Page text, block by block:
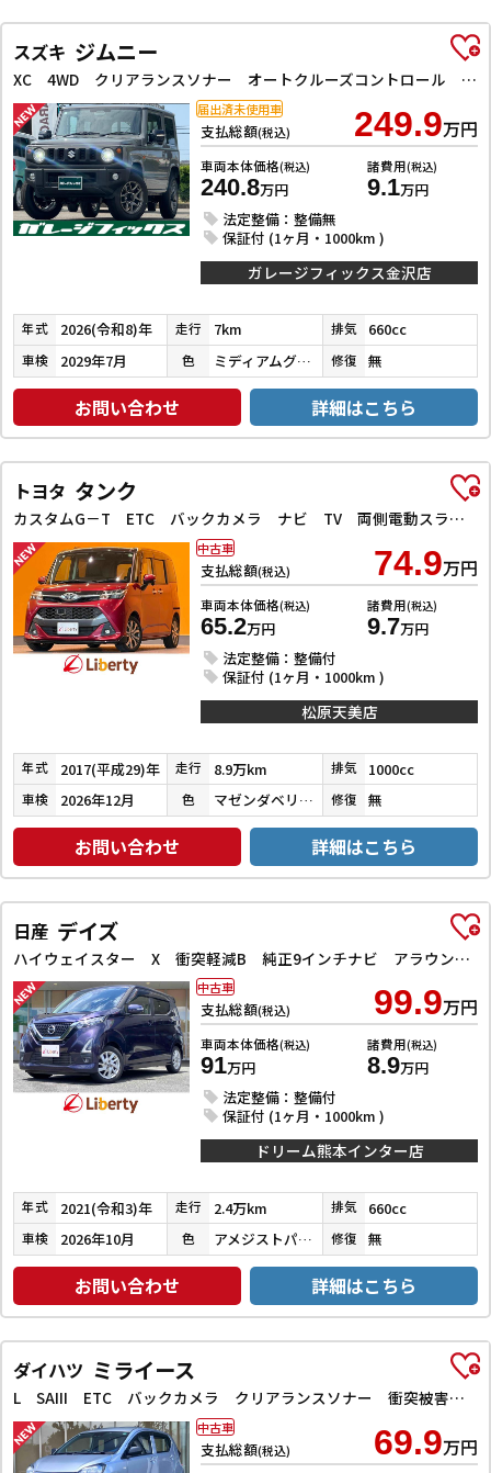
スズキ ジムニー
XC 4WD クリアランスソナー オートクルーズコントロール レーンアシスト 衝突被害軽減システム オートライト LEDヘッドランプ ヘッドライトウォッシャー スマートキー アイドリングストップ
支払総額(税込) 249.9万円
車両本体価格(税込)
240.8万円
諸費用(税込)
9.1万円
法定整備：整備無
保証付 (1ヶ月・1000km )
届出済未使用車
ガレージフィックス金沢店
年式 2026(令和8)年 走行 7km 排気 660cc
車検 2029年7月 色 ミディアムグレー 修復 無
お問い合わせ 詳細はこちら
トヨタ タンク
カスタムG－T ETC バックカメラ ナビ TV 両側電動スライドドア クリアランスソナー オートクルーズコントロール 衝突被害軽減システム アルミホイール LEDヘッドランプ スマートキー
支払総額(税込) 74.9万円
車両本体価格(税込)
65.2万円
諸費用(税込)
9.7万円
法定整備：整備付
保証付 (1ヶ月・1000km )
中古車
松原天美店
年式 2017(平成29)年 走行 8.9万km 排気 1000cc
車検 2026年12月 色 マゼンダベリーマイカメタリック／ブラックマイカメタリック 修復 無
お問い合わせ 詳細はこちら
日産 デイズ
ハイウェイスター X 衝突軽減B 純正9インチナビ アラウンドビューモニター ETC LEDヘッドライト フォグライト スマートキー プッシュスタート アイドリングストップ 革巻きステアリング オートエアコン
支払総額(税込) 99.9万円
車両本体価格(税込)
91万円
諸費用(税込)
8.9万円
法定整備：整備付
保証付 (1ヶ月・1000km )
中古車
ドリーム熊本インター店
年式 2021(令和3)年 走行 2.4万km 排気 660cc
車検 2026年10月 色 アメジストパープルパールメタリック 修復 無
お問い合わせ 詳細はこちら
ダイハツ ミライース
L SAIII ETC バックカメラ クリアランスソナー 衝突被害軽減システム オートマチックハイビーム キーレスエントリー アイドリングストップ CVT ESC エアコン パワーウィンドウ
支払総額(税込) 69.9万円
中古車